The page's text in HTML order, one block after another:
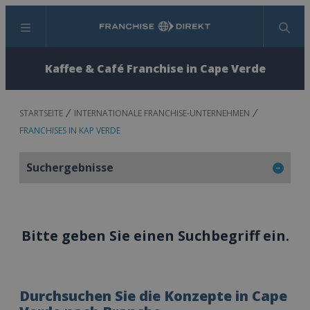
Menü Suchen
Kaffee & Café Franchise in Cape Verde
STARTSEITE
INTERNATIONALE FRANCHISE-UNTERNEHMEN
FRANCHISES IN KAP VERDE
Suchergebnisse
Bitte geben Sie einen Suchbegriff ein.
Durchsuchen Sie die Konzepte in Cape